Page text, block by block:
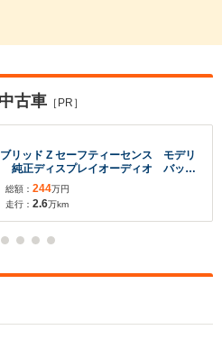
古車 ［PR］
リッド Z セーフティーセンス モデリ
純正ディスプレイオーディオ バック
クルーズコントロール LEDオートラ
ーシート シートヒーター 社外16イ
ル
総額： 244万円
走行： 2.6万km